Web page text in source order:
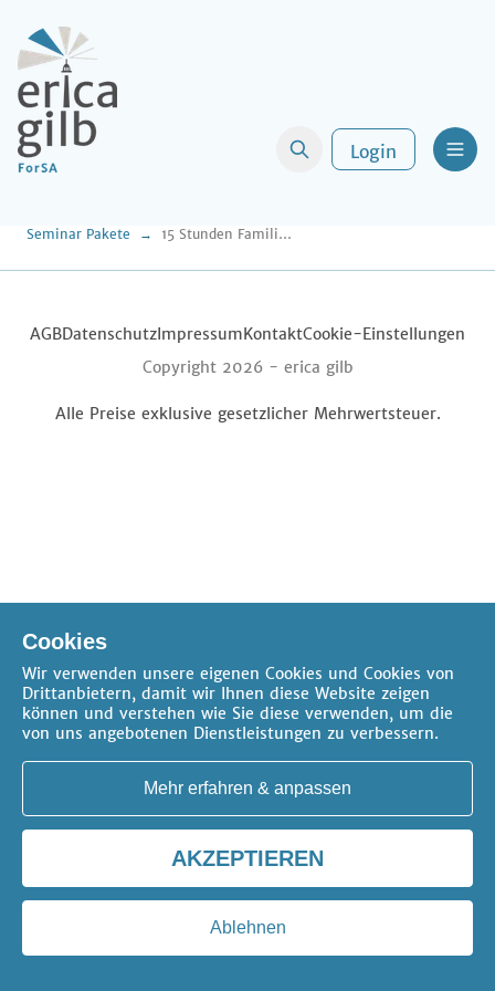
Login
Seminar Pakete 15 Stunden Familienrecht in Leipzig am 07./08.11.2025
AGBDatenschutzImpressumKontaktCookie-Einstellungen
Copyright 2026 - erica gilb
Alle Preise exklusive gesetzlicher Mehrwertsteuer.
Cookies
Wir verwenden unsere eigenen Cookies und Cookies von
Drittanbietern, damit wir Ihnen diese Website zeigen
können und verstehen wie Sie diese verwenden, um die
von uns angebotenen Dienstleistungen zu verbessern.
AKZEPTIEREN
Ablehnen
Mehr erfahren & anpassen